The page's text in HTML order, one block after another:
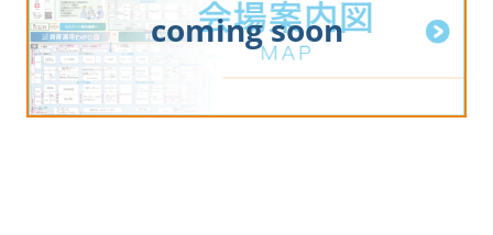
coming soon